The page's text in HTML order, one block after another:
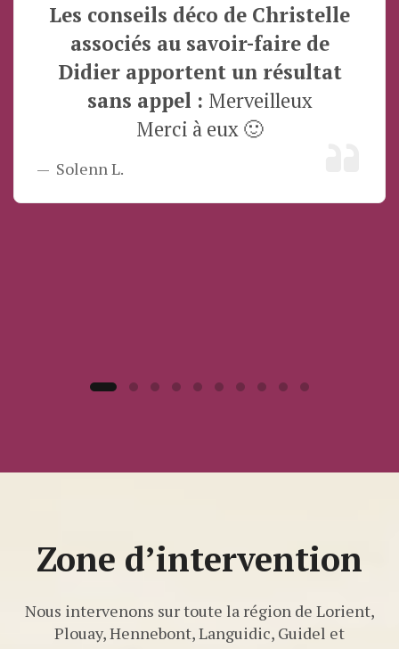
Les conseils déco de Christelle
associés au savoir-faire de
Didier apportent un résultat
sans appel : Merveilleux
Merci à eux 🙂
Solenn L.
Zone d’intervention
Nous intervenons sur toute la région de Lorient,
Plouay, Hennebont, Languidic, Guidel et